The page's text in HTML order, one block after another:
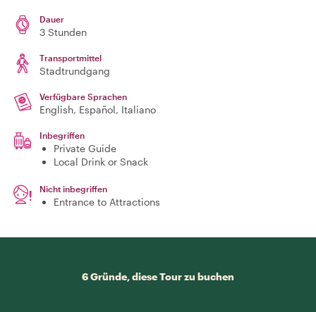
Dauer
3 Stunden
Transportmittel
Stadtrundgang
Verfügbare Sprachen
English, Español, Italiano
Inbegriffen
Private Guide
Local Drink or Snack
Nicht inbegriffen
Entrance to Attractions
6 Gründe, diese Tour zu buchen